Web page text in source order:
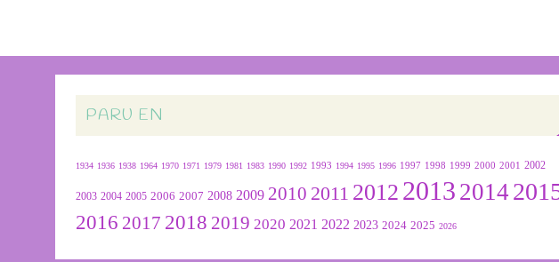
PARU EN
1934 1936 1938 1964 1970 1971 1979 1981 1983 1990 1992 1993 1994 1995 1996 1997 1998 1999 2000 2001 2002
2003 2004 2005 2006 2007 2008 2009 2010 2011 2012 2013 2014
2016 2017 2018 2019 2020 2021 2022 2023 2024 2025 2026